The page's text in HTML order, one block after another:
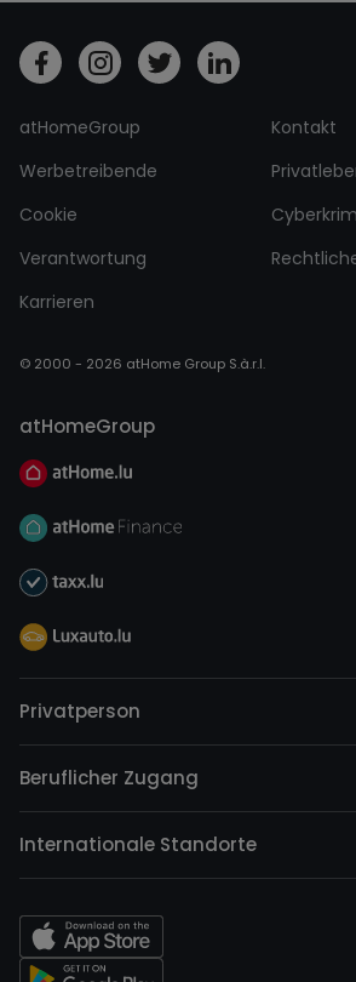
atHomeGroup
Kontakt
Werbetreibende
Cookie
Verantwortung
Karrieren
© 2000 - 2026 atHome Group S.à.r.l.
atHomeGroup
Privatperson
Beruflicher Zugang
Internationale Standorte